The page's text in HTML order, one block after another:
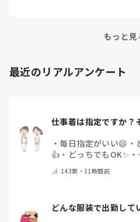
もっと見
最近のリアルアンケート
仕事着は指定ですか？
・ 毎日指定がいい😄 ・
👍 ・ どっちでもOK✨ ・
143票・ 11時間前
どんな服装で出勤し